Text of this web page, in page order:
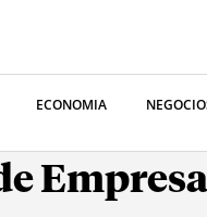
ECONOMIA